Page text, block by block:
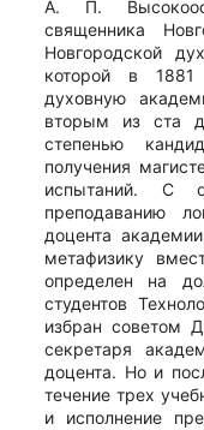
А. П.
священника
Новгородской
которой в 1881
духовную
вторым из ста
степенью
получения
испытаний. С
преподаванию
доцента
метафизику
определен на
студентов
избран советом
секретаря
доцента. Но и
течение трех
и исполнение